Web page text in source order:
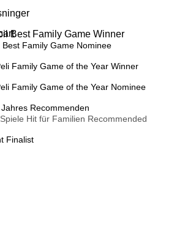
Best Family Game Winner
Family Game Nominee
Family Game of the Year Winner
Family Game of the Year Nominee
Recommenden
Hit für Familien Recommended
Finalist